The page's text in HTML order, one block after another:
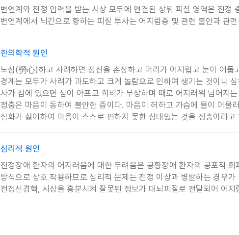
변연계와 전정 입력을 받는 시상 모두에 연결된 상위 피질 영역은 전정
변연계에서 뇌간으로 향하는 피질 투사는 어지럼증 및 관련 불안과 관
한의학적 원인
노심(勞心)하고 사려하면 정신을 손상하고 머리가 어지럽고 눈이 어
경계는 모두가 사려가 과도하고 크게 놀람으로 인하여 생기는 것이니
사가 심에 있으면 심이 아프고 희비가 무상하며 때로 어지러워 넘어지
정충은 마음이 동하여 불안한 증이다. 마음이 허하고 가슴에 물이 머
심화가 싫어하여 마음이 스스로 편하지 못한 상태있는 것을 정충이라
심리적 원인
전정장애 환자의 어지러움에 대한 두려움은 공황장애 환자의 공포적
방식으로 상호 작용하므로 심리적 문제는 전정 이상과 병발하는 경우
전정신경핵, 시상을 흥분시켜 잘못된 정보가 대뇌피질로 전달되어 어